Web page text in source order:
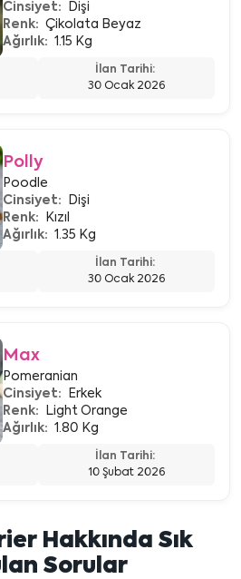
Cinsiyet:
Dişi
Renk: Çikolata Beyaz
Ağırlık: 1.15 Kg
İlan Tarihi:
30 Ocak 2026
Polly
Poodle
Cinsiyet:
Dişi
Renk:
Kızıl
Ağırlık: 1.35 Kg
İlan Tarihi:
30 Ocak 2026
Max
Pomeranian
Cinsiyet:
Erkek
Renk:
Light Orange
Ağırlık: 1.80 Kg
İlan Tarihi:
10 Şubat 2026
Hakkında Sık
Sorular